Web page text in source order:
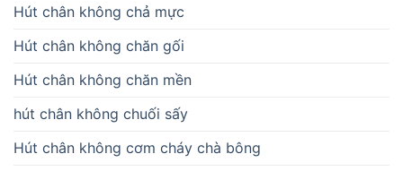
Hút chân không chả mực
Hút chân không chăn gối
Hút chân không chăn mền
hút chân không chuối sấy
Hút chân không cơm cháy chà bông